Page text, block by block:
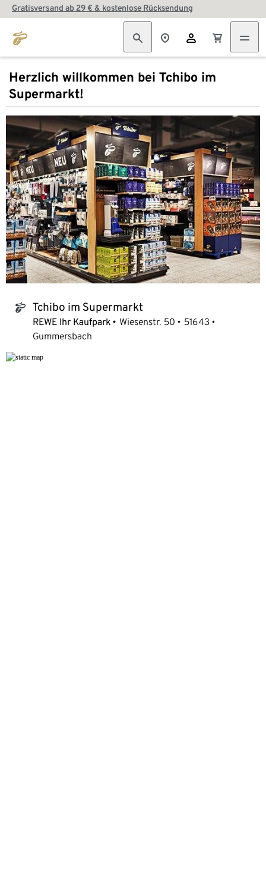
Gratisversand ab 29 € & kostenlose Rücksendung
Herzlich willkommen bei Tchibo im
Supermarkt!
tchibo_logo Tchibo im Supermarkt
REWE Ihr Kaufpark Wiesenstr. 50
51643
Gummersbach